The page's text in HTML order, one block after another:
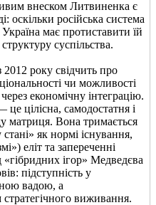
внеском Литвиненка є
оскільки російська система
має протиставити їй
суспільства.
року свідчить про
чи можливості
економічну інтеграцію.
це цілісна, самодостатня і
матриця. Вона тримається
як нормі існування,
еліт та запереченні
«гібридних ігор» Медведєва
підступність у
вадою, а
виживання.